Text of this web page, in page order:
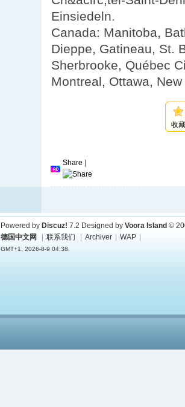
Einsiedeln.
Canada: Manitoba,
Dieppe, Gatineau, St.
Sherbrooke, Québec
Montreal, Ottawa,
收
Share
Powered by Discuz! 7.2 Designed by Voora Island ©
德国中文网
联系我们 Archiver WAP
GMT+1, 2026-8-9 04:38.